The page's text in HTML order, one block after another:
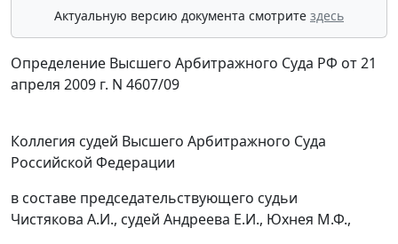
Актуальную версию документа смотрите здесь
Определение Высшего Арбитражного Суда РФ от 21
апреля 2009 г. N 4607/09
Коллегия судей Высшего Арбитражного Суда
Российской Федерации
в составе председательствующего судьи
Чистякова А.И., судей Андреева Е.И., Юхнея М.Ф.,